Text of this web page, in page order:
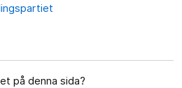
på denna sida?